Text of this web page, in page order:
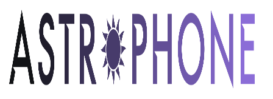
Skip to main content